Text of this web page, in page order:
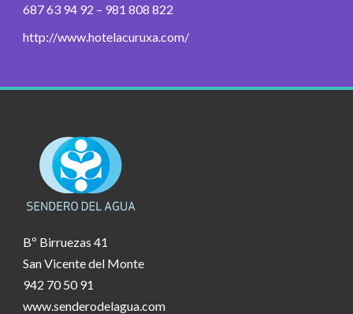
687 63 94 92 – 981 808 822
http://www.hotelacuruxa.com/
Bº Birruezas 41
San Vicente del Monte
942 70 50 91
www.senderodelagua.com